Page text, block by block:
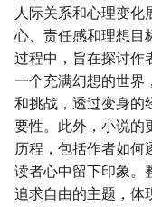
人际关系和心理变化
心、责任感和理想目
过程中，旨在探讨作
一个充满幻想的世界
和挑战，透过变身的
要性。此外，小说的
历程，包括作者如何
读者心中留下印象。
追求自由的主题，体